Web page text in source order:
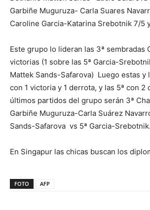
Garbiñe Muguruza- Carla Suares
Caroline Garcia-Katarina Srebotnik 7/5
Este grupo lo lideran las 3ª sembradas
victorias (1 sobre las 5ª Garcia-
Mattek Sands-Safarova) Luego estas y
con 1 victoria y 1 derrota, y las 5ª con 2
últimos partidos del grupo serán 3ª
Garbiñe Muguruza-Carla Suárez
Sands-Safarova vs 5ª Garcia-Srebotnik.
En Singapur las chicas buscan los
FOTO AFP